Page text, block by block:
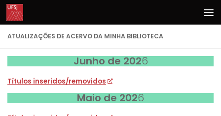
Skip to content
ATUALIZAÇÕES DE ACERVO DA MINHA BIBLIOTECA
Junho de 2026
Títulos inseridos/removidos
Maio de 2026